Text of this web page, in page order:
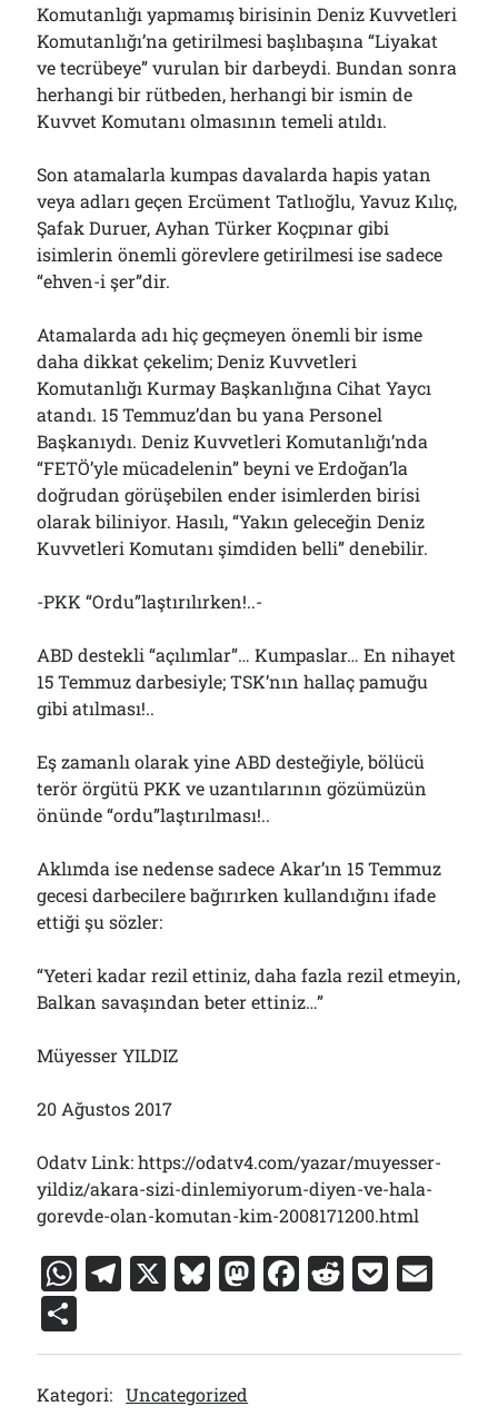
Komutanlığı yapmamış birisinin Deniz Kuvvetleri
Komutanlığı’na getirilmesi başlıbaşına “Liyakat
ve tecrübeye” vurulan bir darbeydi. Bundan sonra
herhangi bir rütbeden, herhangi bir ismin de
Kuvvet Komutanı olmasının temeli atıldı.
Son atamalarla kumpas davalarda hapis yatan
veya adları geçen Ercüment Tatlıoğlu, Yavuz Kılıç,
Şafak Duruer, Ayhan Türker Koçpınar gibi
isimlerin önemli görevlere getirilmesi ise sadece
“ehven-i şer”dir.
Atamalarda adı hiç geçmeyen önemli bir isme
daha dikkat çekelim; Deniz Kuvvetleri
Komutanlığı Kurmay Başkanlığına Cihat Yaycı
atandı. 15 Temmuz’dan bu yana Personel
Başkanıydı. Deniz Kuvvetleri Komutanlığı’nda
“FETÖ’yle mücadelenin” beyni ve Erdoğan’la
doğrudan görüşebilen ender isimlerden birisi
olarak biliniyor. Hasılı, “Yakın geleceğin Deniz
Kuvvetleri Komutanı şimdiden belli” denebilir.
-PKK “Ordu”laştırılırken!..-
ABD destekli “açılımlar”… Kumpaslar… En nihayet
15 Temmuz darbesiyle; TSK’nın hallaç pamuğu
gibi atılması!..
Eş zamanlı olarak yine ABD desteğiyle, bölücü
terör örgütü PKK ve uzantılarının gözümüzün
önünde “ordu”laştırılması!..
Aklımda ise nedense sadece Akar’ın 15 Temmuz
gecesi darbecilere bağırırken kullandığını ifade
ettiği şu sözler:
“Yeteri kadar rezil ettiniz, daha fazla rezil etmeyin,
Balkan savaşından beter ettiniz…”
Müyesser YILDIZ
20 Ağustos 2017
Odatv Link: https://odatv4.com/yazar/muyesser-
yildiz/akara-sizi-dinlemiyorum-diyen-ve-hala-
gorevde-olan-komutan-kim-2008171200.html
W
at
s
A
T
e
gr
a
X Bl
e
s
k
M
st
F
c
R
d
P
c ai
h
ar
Kategori: Uncategorized